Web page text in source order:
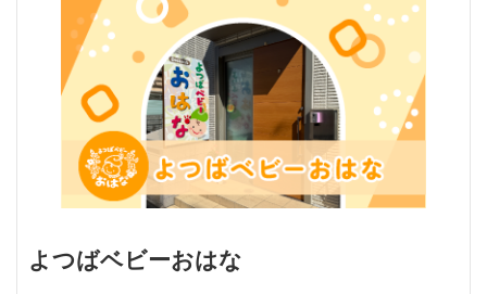
よつばベビーおはな